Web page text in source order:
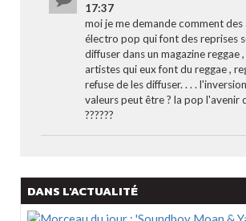
17:37
moi je me demande comment
électro pop qui font des reprises
diffuser dans un magazine reggae
artistes qui eux font du reggae ,
refuse de les diffuser. . . .
valeurs peut être ? la pop l'avenir
??????
DANS L'ACTUALITÉ